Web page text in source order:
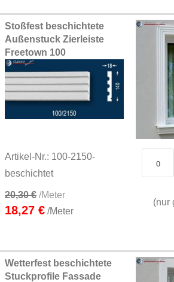
Stoßfest beschichtete
Außenstuck Zierleiste
Freetown 100
Artikel-Nr.: 100-2150-
beschichtet
20,30 € /Meter
18,27 € /Meter
(nur
Wetterfest beschichtete
Stuckprofile Fassade